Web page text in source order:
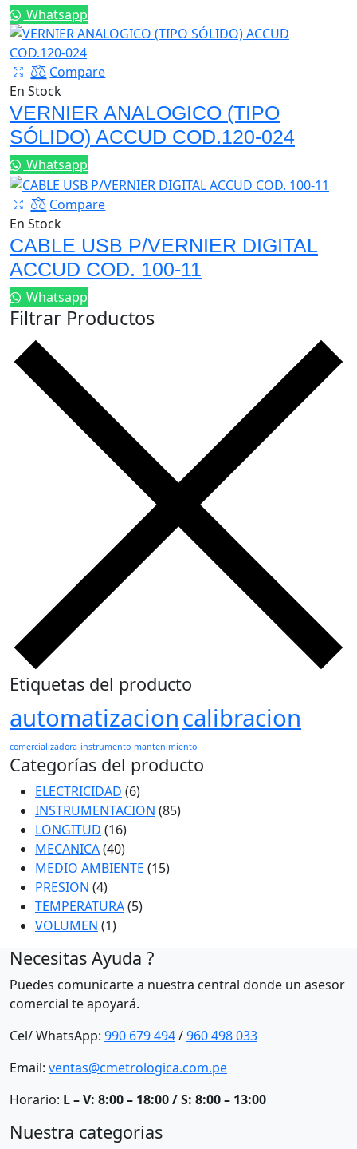
Whatsapp
Compare
En Stock
VERNIER ANALOGICO (TIPO
SÓLIDO) ACCUD COD.120-024
Whatsapp
Compare
En Stock
CABLE USB P/VERNIER DIGITAL
ACCUD COD. 100-11
Whatsapp
Filtrar Productos
Etiquetas del producto
automatizacioncalibracion
comercializadora instrumento mantenimiento
Categorías del producto
ELECTRICIDAD (6)
INSTRUMENTACION (85)
LONGITUD (16)
MECANICA(40)
MEDIO AMBIENTE (15)
PRESION (4)
TEMPERATURA(5)
VOLUMEN (1)
Necesitas Ayuda ?
Puedes comunicarte a nuestra central donde un asesor
comercial te apoyará.
Cel/ WhatsApp: 990 679 494/960 498 033
Email: ventas@cmetrologica.com.pe
Horario: L – V: 8:00 – 18:00 / S: 8:00 – 13:00
Nuestra categorias